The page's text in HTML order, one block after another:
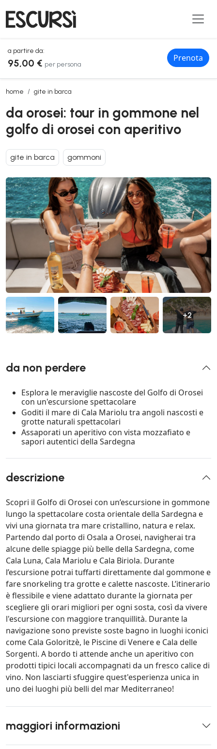
a partire da:
95,00 € per persona
Prenota
home gite in barca
da orosei: tour in gommone nel golfo di orosei con aperitivo
da orosei: tour in gommone nel
golfo di orosei con aperitivo
gite in barca gommoni
+2
da non perdere
Esplora le meraviglie nascoste del Golfo di Orosei
con un'escursione spettacolare
Goditi il mare di Cala Mariolu tra angoli nascosti e
grotte naturali spettacolari
Assaporati un aperitivo con vista mozzafiato e
sapori autentici della Sardegna
descrizione
Scopri il Golfo di Orosei con un’escursione in gommone
lungo la spettacolare costa orientale della Sardegna e
vivi una giornata tra mare cristallino, natura e relax.
Partendo dal porto di Osala a Orosei, navigherai tra
alcune delle spiagge più belle della Sardegna, come
Cala Luna, Cala Mariolu e Cala Biriola. Durante
l’escursione potrai tuffarti direttamente dal gommone e
fare snorkeling tra grotte e calette nascoste. L’itinerario
è flessibile e viene adattato durante la giornata per
scegliere gli orari migliori per ogni sosta, così da vivere
l'escursione con maggiore tranquillità. Durante la
navigazione sono previste soste bagno in luoghi iconici
come Cala Goloritzè, le Piscine di Venere e Cala delle
Sorgenti. A bordo ti attende anche un aperitivo con
prodotti tipici locali accompagnati da un fresco calice di
vino. Non lasciarti sfuggire quest'esperienza unica in
uno dei luoghi più belli del mar Mediterraneo!
maggiori informazioni